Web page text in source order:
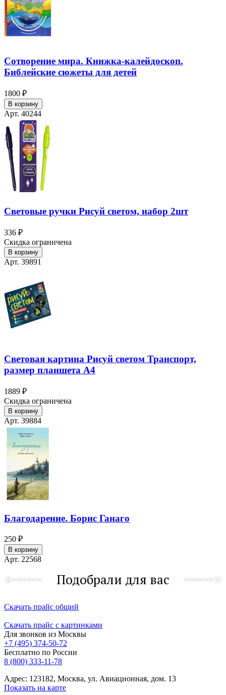
Сотворение мира. Книжка-калейдоскоп.
Библейские сюжеты для детей
1800 ₽
В корзину
Арт. 40244
Световые ручки Рисуй светом, набор 2шт
336 ₽
Скидка ограничена
В корзину
Арт. 39891
Световая картина Рисуй светом Транспорт,
размер планшета А4
1889 ₽
Скидка ограничена
В корзину
Арт. 39884
Благодарение. Борис Ганаго
250 ₽
В корзину
Арт. 22568
Подобрали для вас
Скачать прайс общий
Скачать прайс с картинками
Для звонков из Москвы
+7 (495) 374-50-72
Бесплатно по России
8 (800) 333-11-78
Адрес: 123182, Москва, ул. Авиационная, дом. 13
Показать на карте